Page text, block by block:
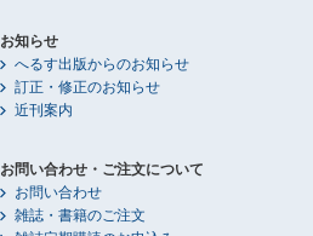
お知らせ
へるす出版からのお知らせ
訂正・修正のお知らせ
近刊案内
お問い合わせ・ご注文について
お問い合わせ
雑誌・書籍のご注文